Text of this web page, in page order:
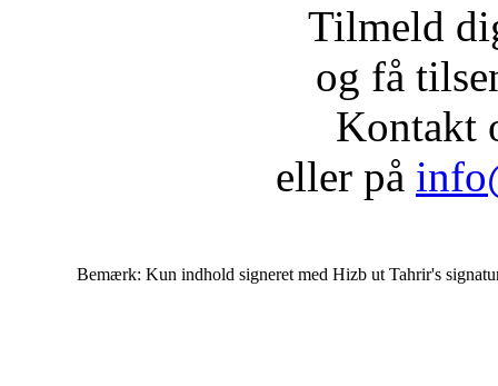
Tilmeld
og få
Kontakt
eller på
Bemærk: Kun indhold signeret med Hizb ut Tahrir's